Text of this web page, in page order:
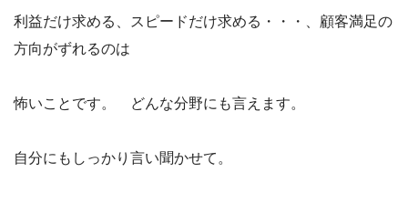
利益だけ求める、スピードだけ求める・・・、顧客満足の
方向がずれるのは
怖いことです。 どんな分野にも言えます。
自分にもしっかり言い聞かせて。